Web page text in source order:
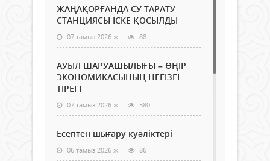
ЖАҢАҚОРҒАНДА СУ ТАРАТУ
СТАНЦИЯСЫ ІСКЕ ҚОСЫЛДЫ
07 тамыз 2026 ж. 88
АУЫЛ ШАРУАШЫЛЫҒЫ – ӨҢІР
ЭКОНОМИКАСЫНЫҢ НЕГІЗГІ
ТІРЕГІ
07 тамыз 2026 ж. 580
Есептен шығару куәліктері
06 тамыз 2026 ж. 86